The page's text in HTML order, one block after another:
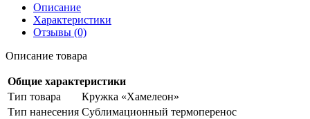
Описание
Характеристики
Отзывы (0)
Описание товара
Общие характеристики
Тип товара
Кружка «Хамелеон»
Тип нанесения Сублимационный термоперенос